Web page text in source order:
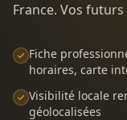
France. Vos
Fiche
horaires, carte
Visibilité locale
géolocalisées